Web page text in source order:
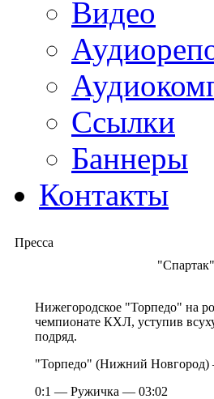
Видео
Ссылки
Баннеры
Контакты
Пресса
Нижегородское "Торпедо" на
чемпионате КХЛ, уступив
подряд.
"Торпедо" (Нижний
0:1 — Ружичка — 03:02